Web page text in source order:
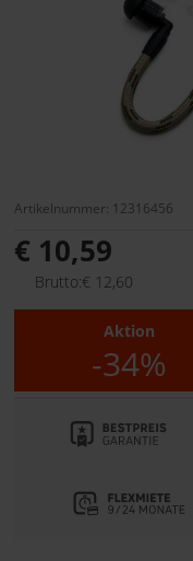
Artikelnummer: 12316456
€ 10,59
Brutto:€ 12,60
Aktion
-34%